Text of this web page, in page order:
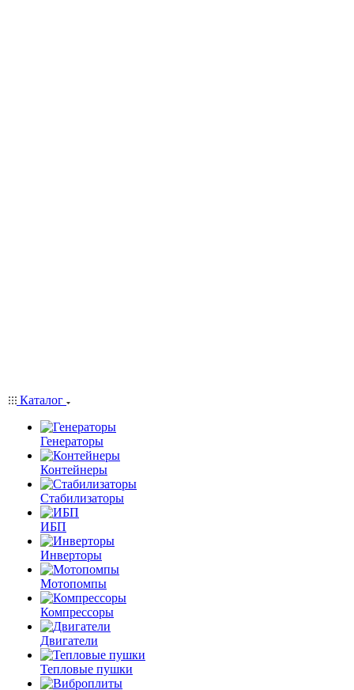
Каталог
Генераторы
Контейнеры
Стабилизаторы
ИБП
Инверторы
Мотопомпы
Компрессоры
Двигатели
Тепловые пушки